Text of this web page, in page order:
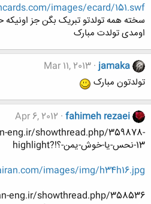
images/ecard/151.swf
سخته همه تولدتو تبریک بگن جز
اومدی تولدت مبارک
jamaka
Mar 11, 2013
تولدتون مبارک
fahimeh rezaei
Apr 6, 2012
eng.ir/showthread.php/359878-
13-نحس-یا-خوش-یمن-؟!?highlight
images/img/h34h16.jpg